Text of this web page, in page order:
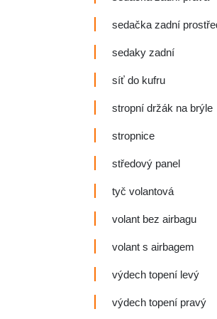
sedačka zadní
sedaky zadní
síť do kufru
stropní držák na brýle
stropnice
středový panel
tyč volantová
volant bez airbagu
volant s airbagem
výdech topení levý
výdech topení pravý